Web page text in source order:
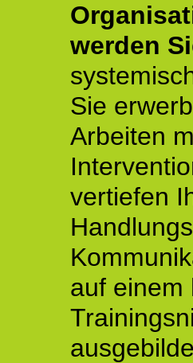
werden
Sie
Arbeiten
vertiefen
auf einem